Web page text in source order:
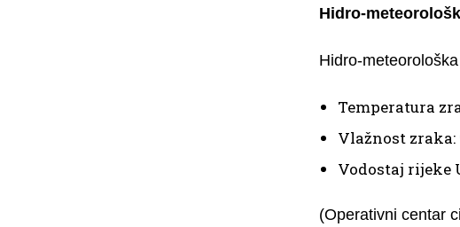
Hidro-
Hidro-
Temperatura
Vlažnost zraka:
Vodostaj rijeke
(Operativni centar